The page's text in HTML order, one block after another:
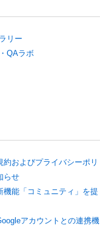
リー
QAラボ
約およびプライバシーポリ
らせ
機能「コミュニティ」を提
アカウントとの連携機